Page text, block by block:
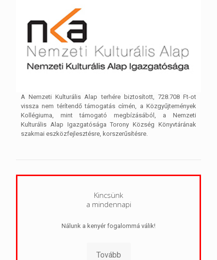
A Nemzeti Kulturális Alap terhére biztosított, 728.708 Ft-ot
vissza nem térítendő támogatás címén, a Közgyűjtemények
Kollégiuma, mint támogató megbízásából, a Nemzeti
Kulturális Alap Igazgatósága Torony Község Könyvtárának
szakmai eszközfejlesztésre, korszerűsítésre.
Kincsünk
a mindennapi
Nálunk a kenyér fogalommá válik!
Tovább